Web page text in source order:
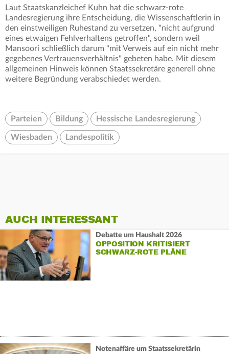
Laut Staatskanzleichef Kuhn hat die schwarz-rote
Landesregierung ihre Entscheidung, die Wissenschaftlerin in
den einstweiligen Ruhestand zu versetzen, "nicht aufgrund
eines etwaigen Fehlverhaltens getroffen", sondern weil
Mansoori schließlich darum "mit Verweis auf ein nicht mehr
gegebenes Vertrauensverhältnis" gebeten habe. Mit diesem
allgemeinen Hinweis können Staatssekretäre generell ohne
weitere Begründung verabschiedet werden.
Parteien Bildung Hessische Landesregierung
Wiesbaden Landespolitik
AUCH INTERESSANT
Debatte um Haushalt 2026
OPPOSITION KRITISIERT
SCHWARZ-ROTE PLÄNE
Notenaffäre um Staatssekretärin